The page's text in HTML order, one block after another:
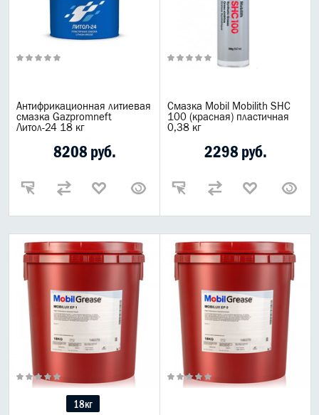
Антифрикационная литиевая
смазка Gazpromneft
Литол-24 18 кг
8208 руб.
Смазка Mobil Mobilith SHC
100 (красная) пластичная
0,38 кг
2298 руб.
18кг